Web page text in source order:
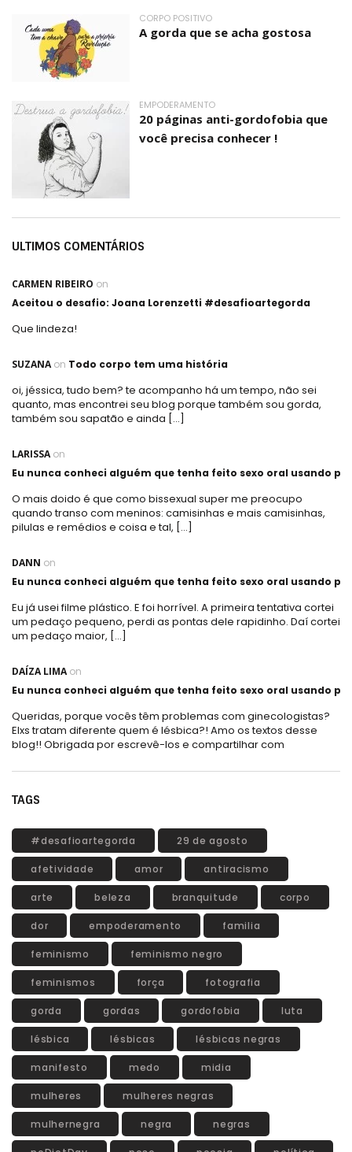
CORPO POSITIVO
A gorda que se acha gostosa
EMPODERAMENTO
20 páginas anti-gordofobia que
você precisa conhecer !
ULTIMOS COMENTÁRIOS
CARMEN RIBEIRO on
Aceitou o desafio: Joana Lorenzetti #desafioartegorda
Que lindeza!
SUZANAon Todo corpo tem uma história
oi, jéssica, tudo bem? te acompanho há um tempo, não sei
quanto, mas encontrei seu blog porque também sou gorda,
também sou sapatão e ainda […]
LARISSAon
Eu nunca conheci alguém que tenha feito sexo oral usando
O mais doido é que como bissexual super me preocupo
quando transo com meninos: camisinhas e mais camisinhas,
pilulas e remédios e coisa e tal, […]
DANN on
Eu nunca conheci alguém que tenha feito sexo oral usando
Eu já usei filme plástico. E foi horrível. A primeira tentativa cortei
um pedaço pequeno, perdi as pontas dele rapidinho. Daí cortei
um pedaço maior, […]
DAÍZA LIMAon
Eu nunca conheci alguém que tenha feito sexo oral usando
Queridas, porque vocês têm problemas com ginecologistas?
Elxs tratam diferente quem é lésbica?! Amo os textos desse
blog!! Obrigada por escrevê-los e compartilhar com
TAGS
#desafioartegorda 29 de agosto
afetividade amor antiracismo
arte beleza branquitude corpo
dor empoderamento familia
feminismo feminismo negro
feminismos força fotografia
gorda gordas gordofobia luta
lésbica lésbicas lésbicas negras
manifesto medo midia
mulheres mulheres negras
mulhernegra negra negras